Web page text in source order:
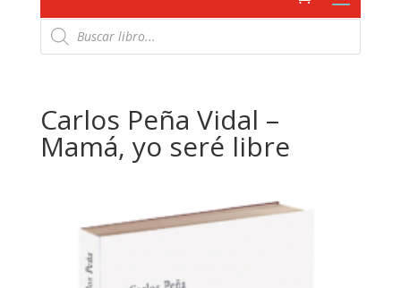
Búsqueda
de
productos
Carlos Peña Vidal –
Mamá, yo seré libre